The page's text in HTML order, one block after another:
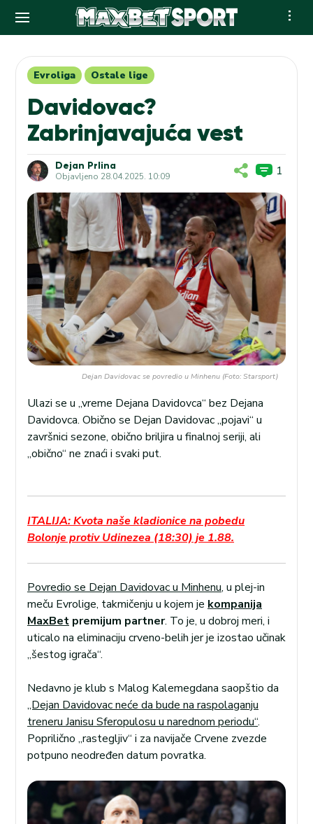
contentEvroliga Ostale lige
Davidovac?
Zabrinjavajuća vest
Dejan Prlina
Objavljeno 28.04.2025. 10:09 1
Dejan Davidovac se povredio u Minhenu (Foto: Starsport)
Ulazi se u „vreme Dejana Davidovca“ bez Dejana
Davidovca. Obično se Dejan Davidovac „pojavi“ u
završnici sezone, obično briljira u finalnoj seriji, ali
„obično“ ne znaći i svaki put.
ITALIJA: Kvota naše kladionice na pobedu
Bolonje protiv Udinezea (18:30) je 1.88.
Povredio se Dejan Davidovac u Minhenu, u plej-in
meču Evrolige, takmičenju u kojem je kompanija
MaxBet premijum partner. To je, u dobroj meri, i
uticalo na eliminaciju crveno-belih jer je izostao učinak
„šestog igrača“.
Nedavno je klub s Malog Kalemegdana saopštio da
„Dejan Davidovac neće da bude na raspolaganju
treneru Janisu Sferopulosu u narednom periodu“.
Poprilično „rastegljiv“ i za navijače Crvene zvezde
potpuno neodređen datum povratka.